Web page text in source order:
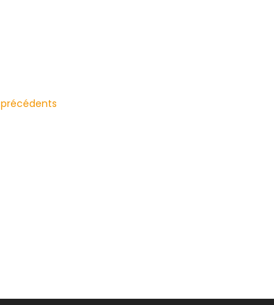
précédents